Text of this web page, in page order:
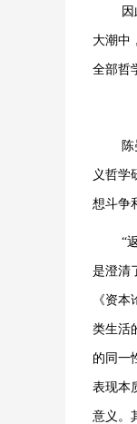
大潮中
全部哲
义哲学
想斗争
“
是澄清
《资
类生活
的同一
表现本
意义。